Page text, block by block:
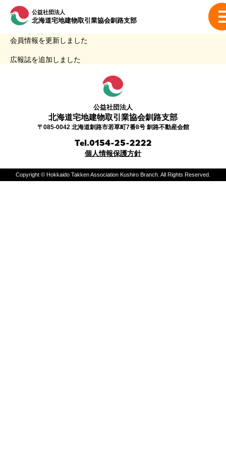
公益社団法人
北海道宅地建物取引業協会釧路支部
会員情報を更新しました
広報誌を追加しました
公益社団法人
北海道宅地建物取引業協会釧路支部
〒085-0042 北海道釧路市若草町7番8号 釧路不動産会館
Tel.0154-25-2222
個人情報保護方針
Copyright © Hokkaido Takken Association Kushiro Branch. All Rights Reserved.